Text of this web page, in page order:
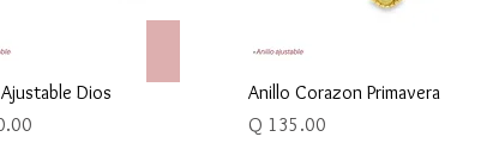
Vista rápida
Dios
Vista rápida
Anillo Corazon Primavera
Precio
Q 135.00